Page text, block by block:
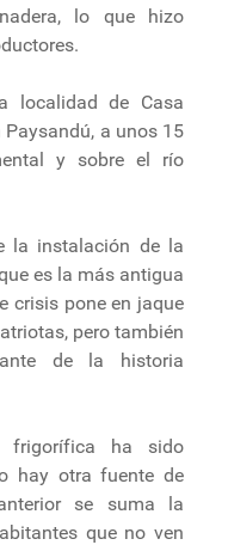
lo que hizo
localidad de Casa
a unos 15
y sobre el río
la instalación de la
es la más antigua
crisis pone en jaque
pero también
de la historia
frigorífica ha sido
hay otra fuente de
se suma la
que no ven